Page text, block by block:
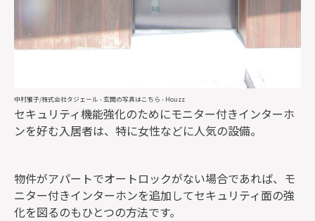
中村雅子/株式会社タジェール -玄関の写真はこちら - Houzz
セキュリティ機能強化のためにモニター付きインターホ
ンを好む入居者は、特に女性などに人気の設備。
物件がアパートでオートロックがない場合であれば、モ
ニター付きインターホンを追加してセキュリティ面の強
化を図るのもひとつの方法です。